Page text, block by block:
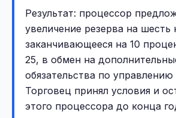
Результат: процессор
увеличение резерва на шесть
заканчивающееся на 10
25, в обмен на
обязательства по
Торговец принял условия и
этого процессора до конца